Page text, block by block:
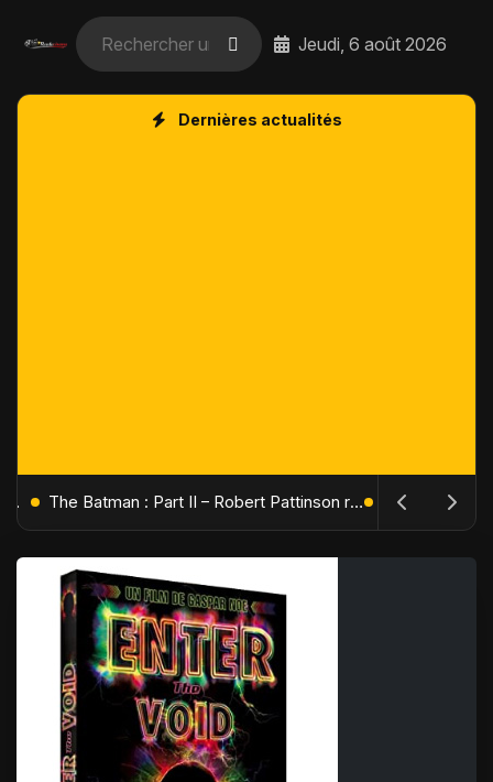
Jeudi, 6 août 2026
Dernières actualités
L'Âge de Glace : Le Réveil du Volcan – Manny, Sid et Diego de retour pour une aventure explosive The Batman : Part II – Robert Pattinson replonge dans les ténèbres de Gotham dès octobre 2027